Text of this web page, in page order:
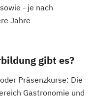
- je nach
Jahre
gibt es?
Präsenzkurse: Die
Gastronomie und